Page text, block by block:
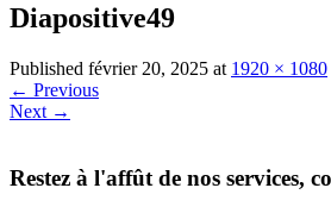
Diapositive49
Published février 20, 2025 at 1920 × 1080
← Previous
Next →
Restez à l'affût de nos services,